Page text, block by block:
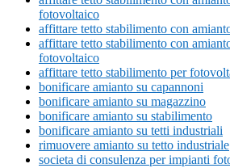
fotovoltaico
affittare tetto stabilimento con
affittare tetto stabilimento con
fotovoltaico
affittare tetto stabilimento per
bonificare amianto su capannoni
bonificare amianto su magazzino
bonificare amianto su stabilimento
bonificare amianto su tetti industriali
rimuovere amianto su tetto industriale
societa di consulenza per impianti